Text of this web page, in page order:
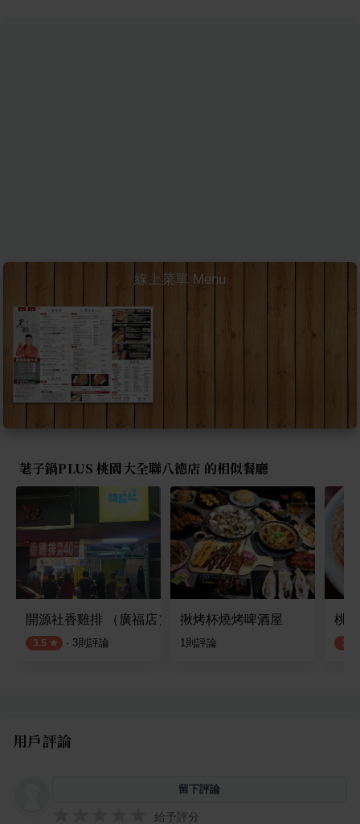
線上菜單 Menu
荖子鍋PLUS 桃園大全聯八德店 的相似餐廳
開源社香雞排 （廣福店）
3.5 · 3則評論
揪烤杯燒烤啤酒屋
1 則評論
桃
3.8
用戶評論
留下評論
給予評分